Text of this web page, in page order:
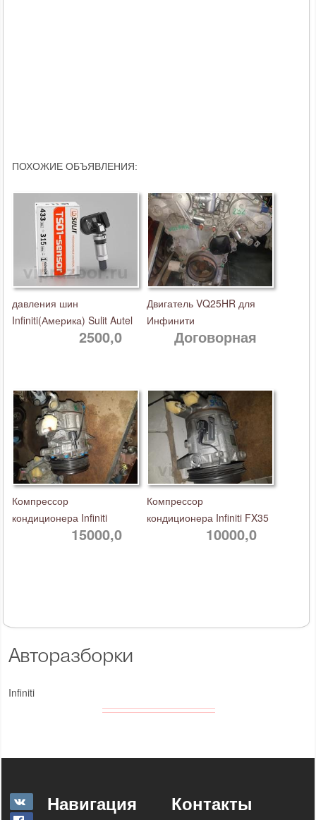
Авторазборки
Infiniti
ПОХОЖИЕ ОБЪЯВЛЕНИЯ:
давления шин
Infiniti(Америка) Sulit Autel
2500,0
Двигатель VQ25HR для
Инфинити
Договорная
Компрессор
кондиционера Infiniti
15000,0
Компрессор
кондиционера Infiniti FX35
10000,0
Навигация Контакты